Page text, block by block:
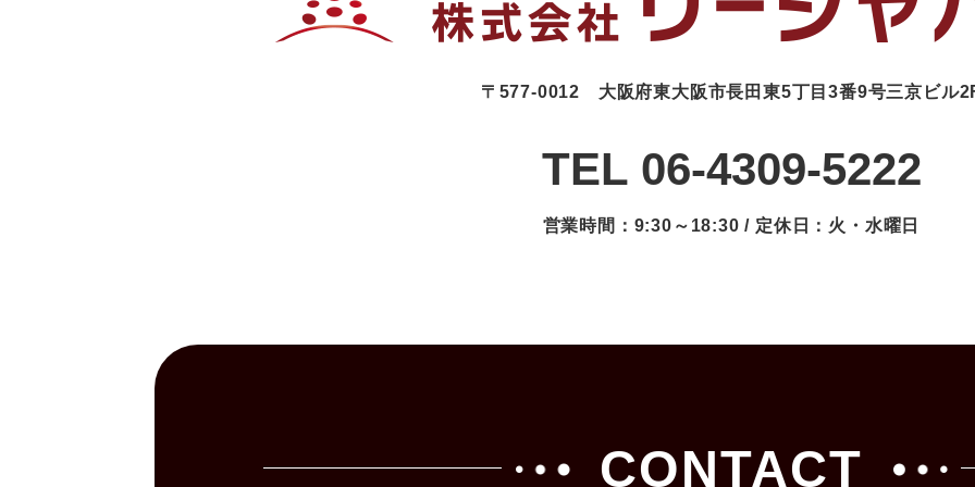
〒577-0012 大阪府東大阪市長田東5丁目3番9号三京ビル
TEL 06-4309-5222
営業時間：9:30～18:30 / 定休日：火・水曜日
CONTACT